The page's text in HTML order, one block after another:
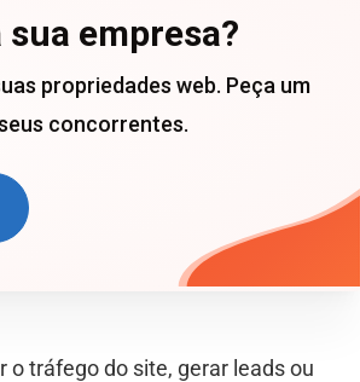
sua empresa?
propriedades web. Peça um
concorrentes.
tráfego do site, gerar leads ou